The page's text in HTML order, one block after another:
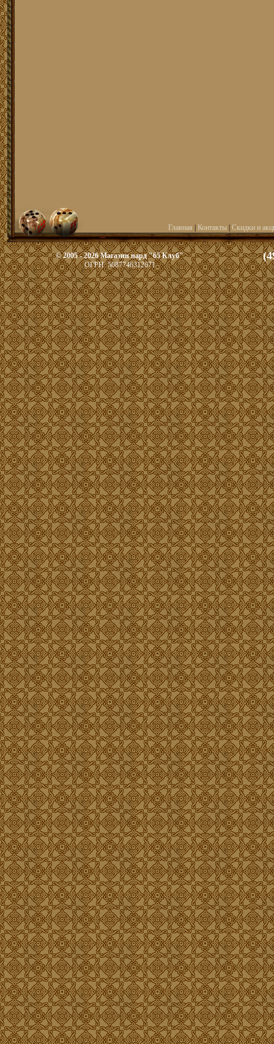
Главная Контакты| Скидки и
© 2005 - 2026 Магазин нард "65 Клуб"
ОГРН: 5087746312671